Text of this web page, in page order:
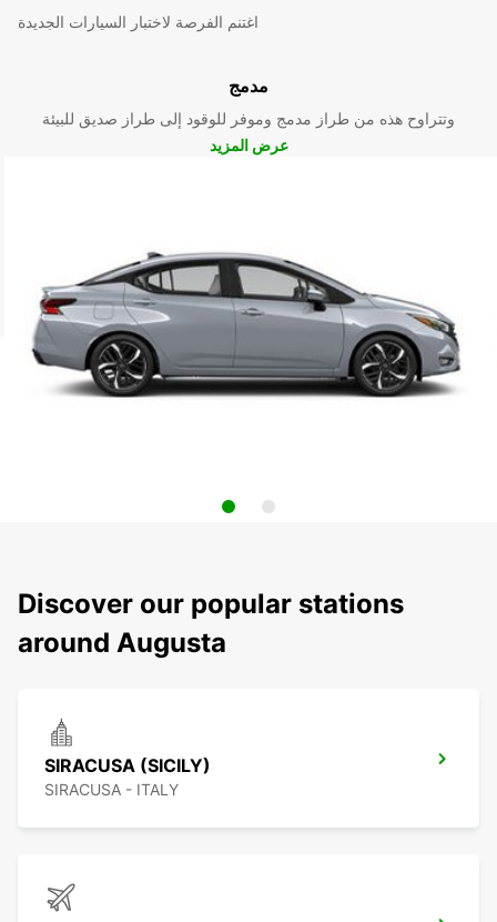
اغتنم الفرصة لاختبار السيارات الجديدة
مدمج
وتتراوح هذه من طراز مدمج وموفر للوقود إلى طراز صديق للبيئة
عرض المزيد
Discover our popular stations
around Augusta
SIRACUSA (SICILY)
SIRACUSA - ITALY